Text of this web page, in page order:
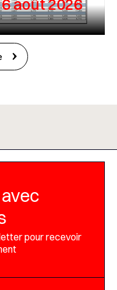
août 2026
avec
pour recevoir